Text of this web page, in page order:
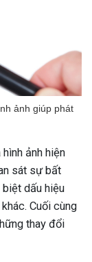
ảnh giúp phát
ảnh hiện
sát sự bất
biệt dấu hiệu
Cuối cùng
thay đổi